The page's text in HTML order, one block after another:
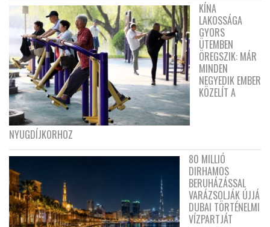
KÍNA
LAKOSSÁGA
GYORS
ÜTEMBEN
ÖREGSZIK: MÁR
MINDEN
NEGYEDIK EMBER
KÖZELÍT A
NYUGDÍJKORHOZ
80 MILLIÓ
DIRHAMOS
BERUHÁZÁSSAL
VARÁZSOLJÁK ÚJJÁ
DUBAI TÖRTÉNELMI
VÍZPARTJÁT